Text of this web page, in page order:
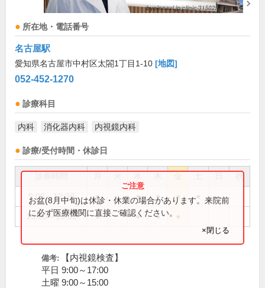
所在地・電話番号
名古屋駅
愛知県名古屋市中村区太閤1丁目1-10 [地図]
052-452-1270
診療科目
内科 消化器内科 内視鏡内科
診療/受付時間・休診日
祝
9:00～12:30 ● ● ● ●
16:00～18:00 ● ● ●
お盆(8月中旬)は休診・休業の場合があります。来院前
に必ず医療機関に直接ご確認ください。
×閉じる
備考:
【内視鏡検査】
平日 9:00～17:00
土曜 9:00～15:00